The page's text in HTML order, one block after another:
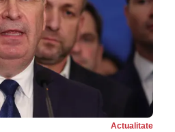
Actualitate